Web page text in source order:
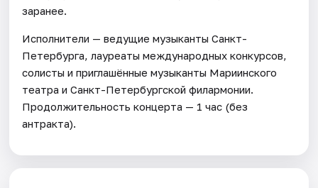
заранее.
Исполнители — ведущие музыканты Санкт-
Петербурга, лауреаты международных конкурсов,
солисты и приглашённые музыканты Мариинского
театра и Санкт-Петербургской филармонии.
Продолжительность концерта — 1 час (без
антракта).